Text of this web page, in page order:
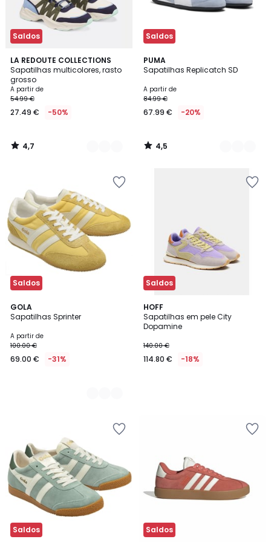
Saldos
LA REDOUTE COLLECTIONS
Sapatilhas multicolores, rasto
grosso
A partir de
54.99 €
27.49 € -50%
4,7
/ 5
2
Cores
4,7
/
Saldos
PUMA
Sapatilhas Replicatch SD
A partir de
84.99 €
67.99 € -20%
4,5
/ 5
5
Cores
4,5
/
Saldos
GOLA
Sapatilhas Sprinter
A partir de
100.00 €
69.00 € -31%
2
Cores
Saldos
HOFF
Sapatilhas em pele City
Dopamine
140.00 €
114.80 € -18%
Saldos Saldos